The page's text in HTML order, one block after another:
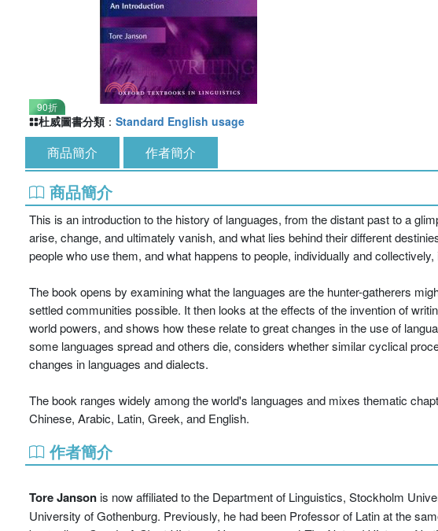
90折
杜威圖書分類 ： Standard English usage
商品簡介 作者簡介
商品簡介
This is an introduction to the history of languages, from the distant past to a
arise, change, and ultimately vanish, and what lies behind their different
people who use them, and what happens to people, individually and
The book opens by examining what the languages are the hunter-gatherers
settled communities possible. It then looks at the effects of the invention of
world powers, and shows how these relate to great changes in the use of
some languages spread and others die, considers whether similar cyclical
changes in languages and dialects.
The book ranges widely among the world's languages and mixes thematic
Chinese, Arabic, Latin, Greek, and English.
作者簡介
Tore Jansonis now affiliated to the Department of Linguistics, Stockholm
University of Gothenburg. Previously, he had been Professor of Latin at the